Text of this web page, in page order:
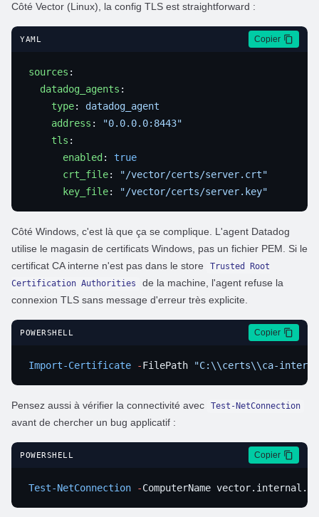
Côté Vector (Linux), la config TLS est straightforward :
YAML Copier
sources
  datadog_agents
    type
:
    address
:
    tls
      enabled
:
      crt_file
:
      key_file
:
Côté Windows, c'est là que ça se complique. L'agent Datadog
utilise le magasin de certificats Windows, pas un fichier PEM. Si le
certificat CA interne n'est pas dans le store
Trusted Root
Certification Authorities
de la machine, l'agent refuse la
connexion TLS sans message d'erreur très explicite.
POWERSHELL Copier
Import-Certificate -FilePath "C:\\certs\\ca-
Pensez aussi à vérifier la connectivité avec Test-NetConnection
avant de chercher un bug applicatif :
POWERSHELL Copier
Test-NetConnection -ComputerName